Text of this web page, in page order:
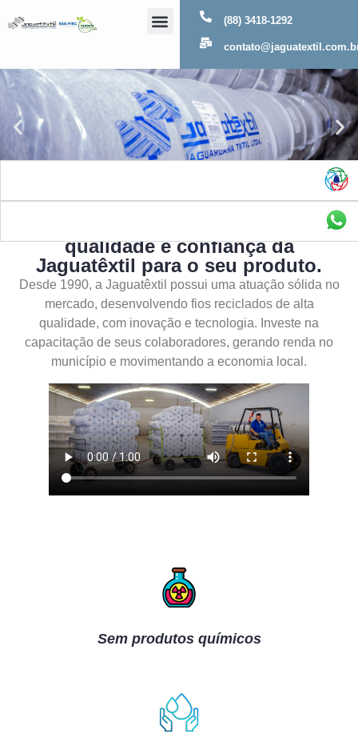
(88) 3418-1292
qualidade e confiança da
Jaguatêxtil para o seu produto.
Desde 1990, a Jaguatêxtil possui uma atuação sólida no
mercado, desenvolvendo fios reciclados de alta
qualidade, com inovação e tecnologia. Investe na
capacitação de seus colaboradores, gerando renda no
município e movimentando a economia local.
Sem produtos químicos